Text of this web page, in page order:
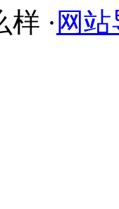
· 网